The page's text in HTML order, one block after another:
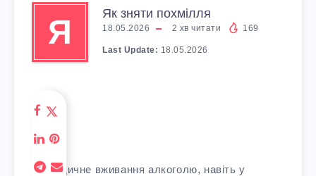
Я Як зняти похмілля
18.05.2026 2 хв читати 169
Last Update: 18.05.2026
Періодичне вживання алкоголю, навіть у